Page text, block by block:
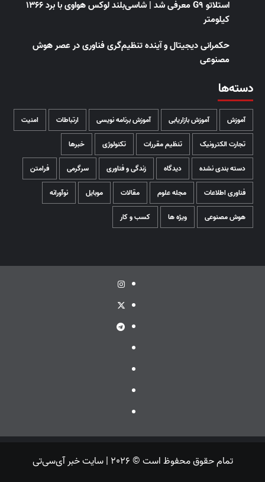
استلاتو G9 معرفی شد | شاسی‌بلند لوکس هواوی با برد ۱۳۶۶
کیلومتر
حکمرانی دیجیتال و آینده تنظیم‌گری فناوری در عصر هوش
مصنوعی
دسته‌ها
آموزش آموزش بازاریابی آموزش برنامه نویسی ارتباطات امنیت
تجارت الکترونیک تنظیم مقررات تکنولوژی خبرها
دسته بندی نشده دیدگاه زندگی و فناوری سرگرمی فرامتن
فناوری اطلاعات مجله علوم مقالات موبایل نوآورانه
هوش مصنوعی ویژه ها کسب و کار
اینستاگرام
توئیتر
تلگرام
تمام حقوق محفوظ است © 2026 | سایت خبر آی‌سی‌تی